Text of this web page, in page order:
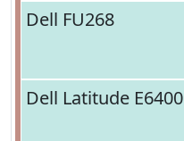
Dell FU268
Dell Latitude E6400